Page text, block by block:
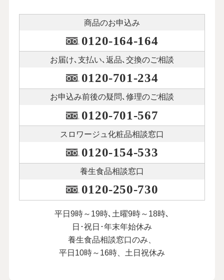
商品のお申込み
0120-164-164
お届け､支払い､ 返品､交換のご相談
0120-701-234
お申込み前後の疑問､修理のご相談
0120-701-567
スロワージュ化粧品相談窓口
0120-154-533
養生食品相談窓口
0120-250-730
平日9時～19時､土曜9時～18時､
日･祝日･年末年始休み
養生食品相談窓口のみ、
平日10時～16時、土日祝休み